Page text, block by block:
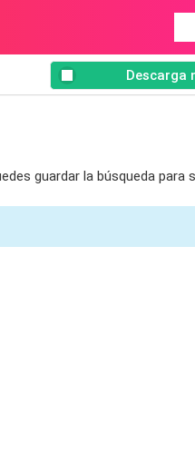
Descarga
guardar la búsqueda para